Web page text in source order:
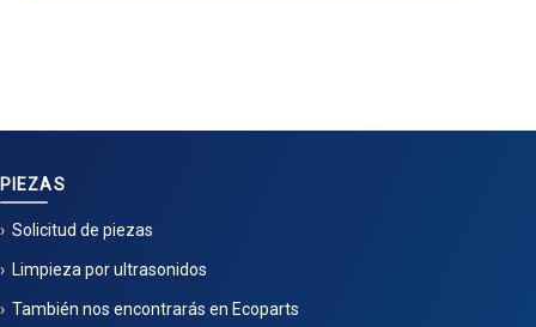
PIEZAS
Solicitud de piezas
Limpieza por ultrasonidos
También nos encontrarás en Ecoparts